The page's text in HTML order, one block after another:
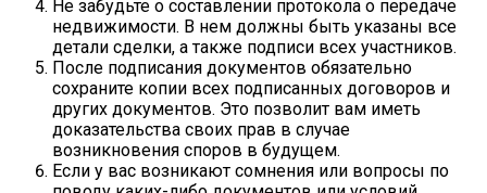
Не забудьте о составлении протокола о передаче
недвижимости. В нем должны быть указаны все
детали сделки, а также подписи всех участников.
После подписания документов обязательно
сохраните копии всех подписанных договоров и
других документов. Это позволит вам иметь
доказательства своих прав в случае
возникновения споров в будущем.
Если у вас возникают сомнения или вопросы по